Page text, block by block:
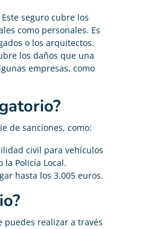
Este seguro cubre los
como personales. Es
o los arquitectos.
los daños que una
empresas, como
de sanciones, como:
civil para vehículos
Policía Local.
hasta los 3.005 euros.
puedes realizar a través